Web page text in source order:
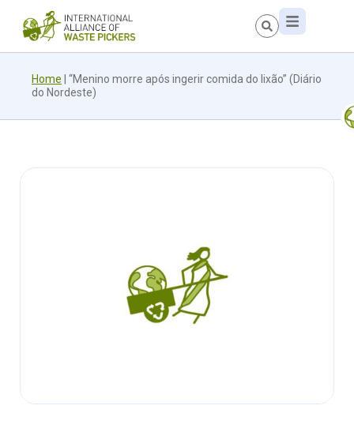
Home
“Menino morre após ingerir comida do lixão” (Diário
do Nordeste)